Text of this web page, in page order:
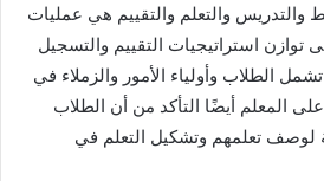
والتدريس والتعلم والتقييم هي عمليات
توازن استراتيجيات التقييم والتسجيل
تشمل الطلاب وأولياء الأمور والزملاء في
المعلم أيضًا التأكد من أن الطلاب
لوصف تعلمهم وتشكيل التعلم في